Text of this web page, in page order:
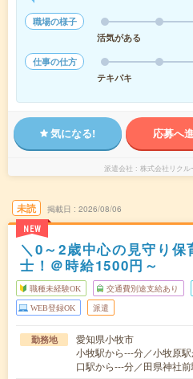
職場の様子
活気がある
仕事の仕方
テキパキ
気になる! 応募へ
派遣会社 株式会社リクル
未読
NEW
掲載日 2026/08/06
＼0～2歳中心の見守り
士！＠時給1500円～
職種未経験OK 交通費別途支給あり
WEB登録OK 派遣
勤務地
愛知県小牧市
小牧駅から---分／小牧原
口駅から---分／田県神社